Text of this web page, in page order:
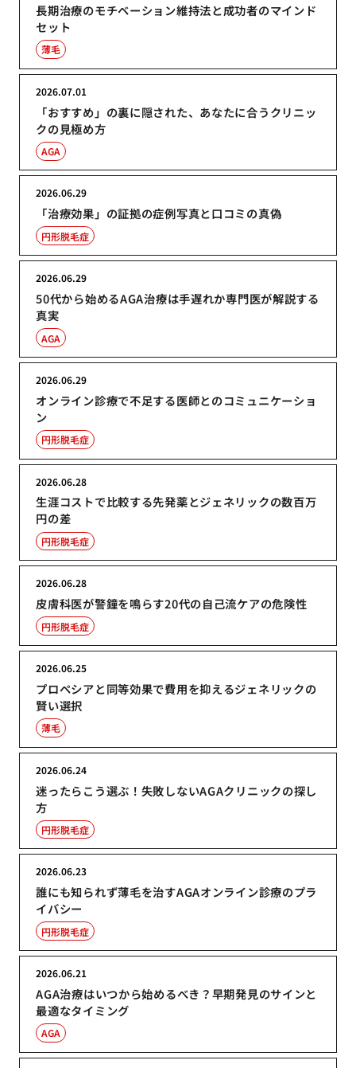
長期治療のモチベーション維持法と成功者のマインド
セット
薄毛
「おすすめ」の裏に隠された、あなたに合うクリニッ
クの見極め方
2026.07.01
AGA
「治療効果」の証拠の症例写真と口コミの真偽
2026.06.29
円形脱毛症
50代から始めるAGA治療は手遅れか専門医が解説する
真実
2026.06.29
AGA
オンライン診療で不足する医師とのコミュニケーショ
ン
2026.06.29
円形脱毛症
生涯コストで比較する先発薬とジェネリックの数百万
円の差
2026.06.28
円形脱毛症
皮膚科医が警鐘を鳴らす20代の自己流ケアの危険性
2026.06.28
円形脱毛症
プロペシアと同等効果で費用を抑えるジェネリックの
賢い選択
2026.06.25
薄毛
迷ったらこう選ぶ！失敗しないAGAクリニックの探し
方
2026.06.24
円形脱毛症
誰にも知られず薄毛を治すAGAオンライン診療のプラ
イバシー
2026.06.23
円形脱毛症
AGA治療はいつから始めるべき？早期発見のサインと
最適なタイミング
2026.06.21
AGA